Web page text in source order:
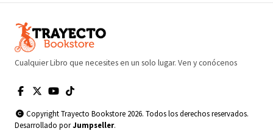
Cualquier Libro que necesites en un solo lugar. Ven y conócenos
Copyright Trayecto Bookstore 2026. Todos los derechos reservados.
Desarrollado porJumpseller.